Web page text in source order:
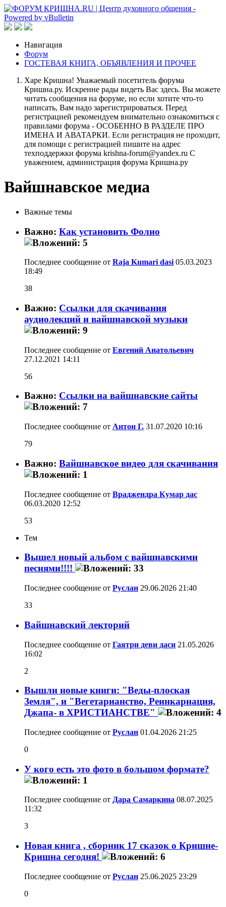
Навигация
Форум
ГОСТЕВАЯ КНИГА, ОБЪЯВЛЕНИЯ И ПРОЧЕЕ
Харе Кришна! Уважаемый посетитель форума
Кришна.ру. Искренне рады видеть Вас здесь. Вы можете
читать сообщения на форуме, но если хотите что-то
написать, Вам надо зарегистрироваться. Перед
регистрацией рекомендуем внимательно ознакомиться с
правилами форума - ОСОБЕННО В РАЗДЕЛЕ ПРО
ИМЕНА И АВАТАРКИ. Если регистрация не проходит,
для помощи с регистрацией пишите на адрес
техподдержки форума krishna-forum@yandex.ru С
уважением, администрация форума Кришна.ру
Вайшнавское медиа
Важные темы
Важно: Как установить Фолио
Последнее сообщение от Raja Kumari dasi 05.03.2023
18:49
38
Важно: Ссылки для скачивания
аудиолекций и вайшнавской музыки
Последнее сообщение от Евгений Анатольевич
27.12.2021 14:11
56
Важно: Ссылки на вайшнавские сайты
Последнее сообщение от Антон Г. 31.07.2020 10:16
79
Важно: Вайшнавское видео для скачивания
Последнее сообщение от Враджендра Кумар дас
06.03.2020 12:52
53
Тем
Вышел новый альбом с вайшнавскими
песнями!!!!
Последнее сообщение от Руслан 29.06.2026 21:40
33
Вайшнавский лекторий
Последнее сообщение от Гаятри деви даси 21.05.2026
16:02
2
Вышли новые книги: "Веды-плоская
Земля", и "Вегетарианство, Реинкарнация,
Джапа- в ХРИСТИАНСТВЕ"
Последнее сообщение от Руслан 01.04.2026 21:25
0
У кого есть это фото в большом формате?
Последнее сообщение от Дара Самаркина 08.07.2025
11:32
3
Новая книга , сборник 17 сказок о Кришне-
Кришна сегодня!
Последнее сообщение от Руслан 25.06.2025 23:29
0